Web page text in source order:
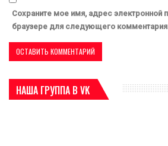
Сохраните мое имя, адрес электронной
браузере для следующего
НАША ГРУППА В VK